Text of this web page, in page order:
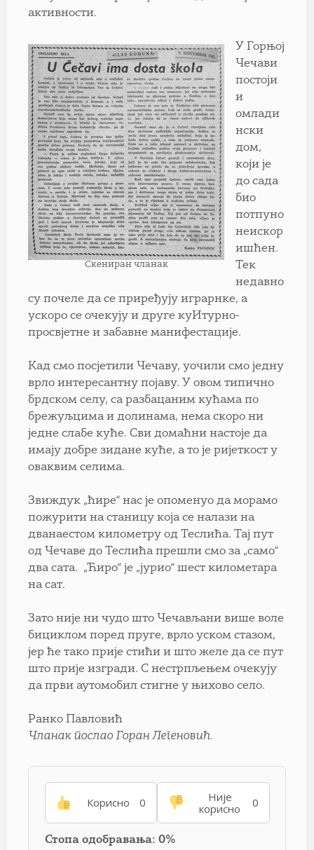
активности.
Скениран чланак
У Горњој
Чечави
постоји
и
омлади
нски
дом,
који је
до сада
био
потпуно
неискор
ишћен.
Тек
недавно
су почеле да се приређују играрнке, а
ускоро се очекују и друге куИтурно-
просвјетне и забавне манифестације.
Кад смо посјетили Чечаву, уочили смо једну
врло интересантну појаву. У овом типично
брдском селу, са разбацаним кућама по
брежуљцима и долинама, нема скоро ни
једне слабе куће. Сви домаћни настоје да
имају добре зидане куће, а то је ријеткост у
оваквим селима.
Звиждук „ћире“ нас је опоменуо да морамо
пожурити на станицу која се налази на
дванаестом километру од Теслића. Тај пут
од Чечаве до Теслића прешли смо за „само“
два сата. „Ћиро“ је „јурио“ шест километара
на сат.
Зато није ни чудо што Чечављани више воле
бициклом поред пруге, врло уском стазом,
јер ће тако прије стићи и што желе да се пут
што прије изгради. С нестрпљењем очекују
да први аутомобил стигне у њихово село.
Ранко Павловић
Чланак послао Горан Легеновић.
Корисно 0
Није
корисно
0
Стопа одобравања: 0%